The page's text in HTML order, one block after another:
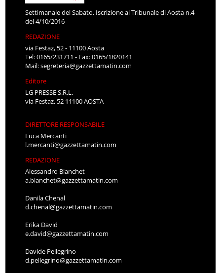
Settimanale del Sabato. Iscrizione al Tribunale di Aosta n.4
del 4/10/2016
REDAZIONE
via Festaz, 52 - 11100 Aosta
Tel: 0165/231711 - Fax: 0165/1820141
Mail:segreteria@gazzettamatin.com
Editore
LG PRESSE S.R.L.
via Festaz, 52 11100 AOSTA
DIRETTORE RESPONSABILE
Luca Mercanti
l.mercanti@gazzettamatin.com
REDAZIONE
Alessandro Bianchet
a.bianchet@gazzettamatin.com
Danila Chenal
d.chenal@gazzettamatin.com
Erika David
e.david@gazzettamatin.com
Davide Pellegrino
d.pellegrino@gazzettamatin.com